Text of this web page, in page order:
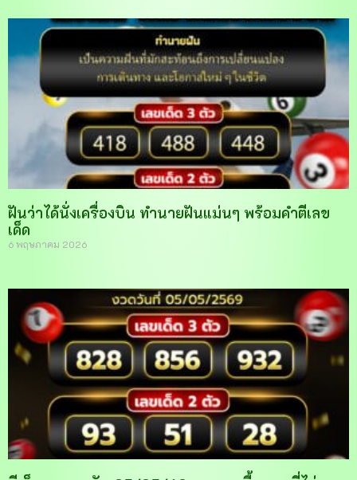
ฝันว่าได้นั่งเครื่องบิน ทำนายฝันแม่นๆ พร้อมคำตีเลข
เด็ด
6 พฤษภาคม 2026